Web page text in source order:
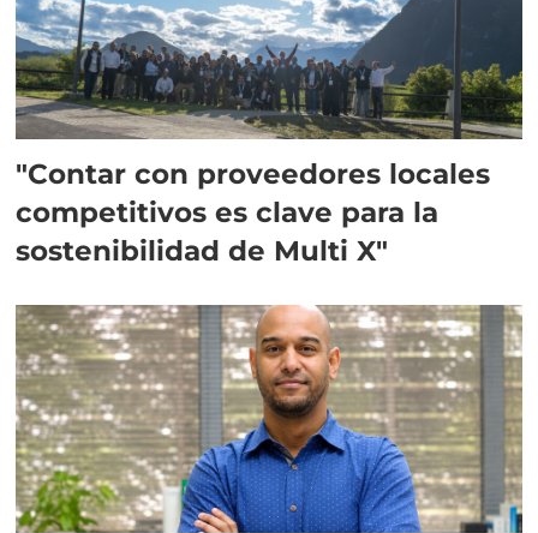
"Contar con proveedores locales
competitivos es clave para la
sostenibilidad de Multi X"